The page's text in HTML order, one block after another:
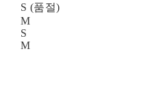
S (품절)
M
S
M